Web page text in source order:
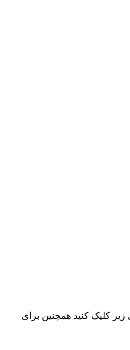
این آهنگ با کیفیت های ۱۲۸ و ۳۲۰ می توانید روی یکی از تب های زیر کلیک کنید همچنین برای